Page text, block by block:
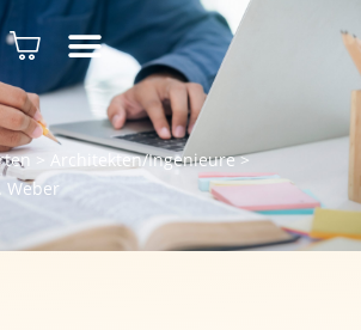
> Architekten/Ingenieure>
Weber